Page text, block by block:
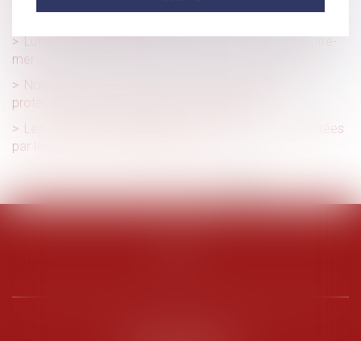
charge pour les victimes ?
Lutter contre les violences faites aux femmes en Outre-
mer
Nouveau bilan ministériel sur les ordonnances de
protection contre les violences conjugales
Les violences intrafamiliales non conjugales enregistrées
par les services de sécurité en 2021
<< < 1 2 3 4 5 6 > >>